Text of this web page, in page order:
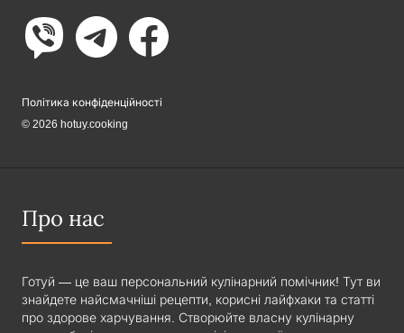
Політика конфіденційності
© 2026 hotuy.cooking
Про нас
Готуй — це ваш персональний кулінарний помічник! Тут ви
знайдете найсмачніші рецепти, корисні лайфхаки та статті
про здорове харчування. Створюйте власну кулінарну